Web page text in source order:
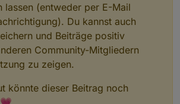
lassen (entweder per E-Mail
Du kannst auch
und Beiträge positiv
Community-Mitgliedern
zu zeigen.
könnte dieser Beitrag noch